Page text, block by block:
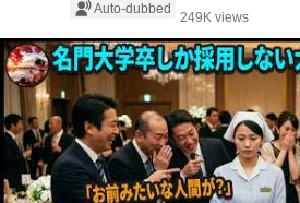
Auto-dubbed
249K views